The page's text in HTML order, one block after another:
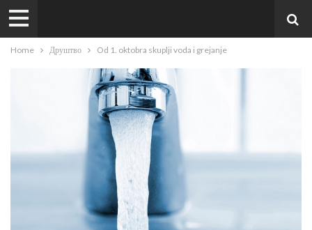
Home Друштво Od 1. oktobra skuplji voda i grejanje